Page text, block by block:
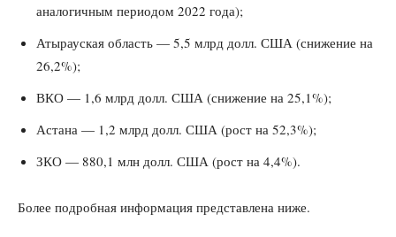
аналогичным периодом 2022 года);
Атырауская область — 5,5 млрд долл. США (снижение на
26,2%);
ВКО — 1,6 млрд долл. США (снижение на 25,1%);
Астана — 1,2 млрд долл. США (рост на 52,3%);
ЗКО — 880,1 млн долл. США (рост на 4,4%).
Более подробная информация представлена ниже.